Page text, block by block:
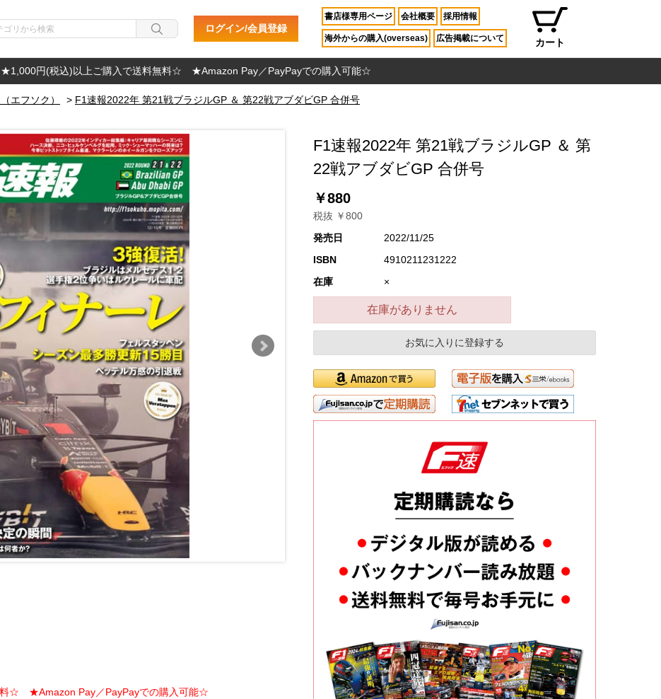
ログイン/会員登録
書店様専用ページ 会社概要 採用情報
海外からの購入(overseas) 広告掲載について カート
★1,000円(税込)以上ご購入で送料無料☆ ★Amazon Pay／PayPayでの購入可能☆
エフソク） > F1速報2022年 第21戦ブラジルGP ＆ 第22戦アブダビGP 合併号
☆ ★Amazon Pay／PayPayでの購入可能☆
F1速報2022年 第21戦ブラジルGP ＆ 第
22戦アブダビGP 合併号
￥880
税抜 ￥800
発売日
2022/11/25
ISBN
4910211231222
在庫
×
在庫がありません
お気に入りに登録する